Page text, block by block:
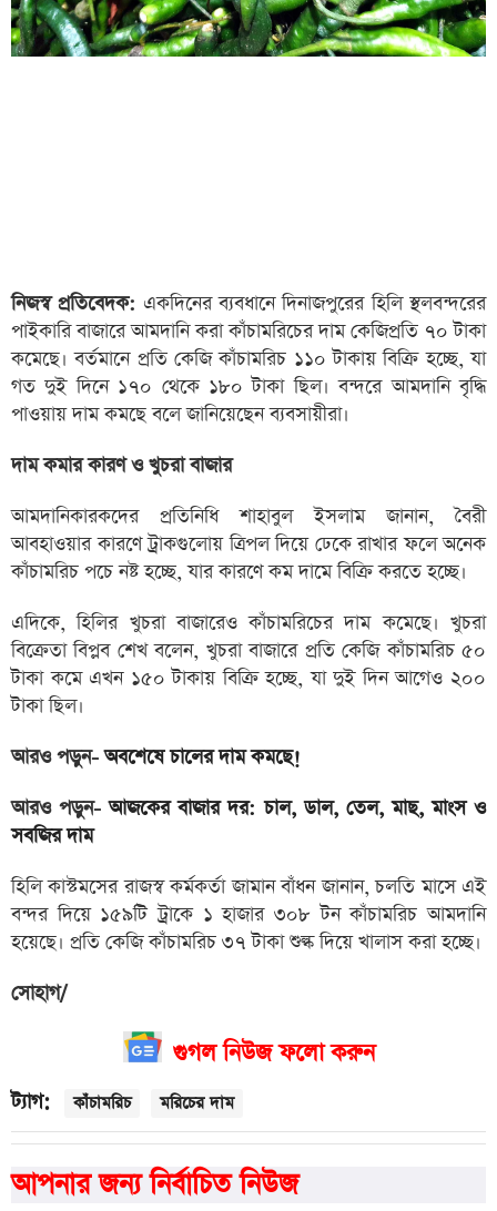
নিজস্ব প্রতিবেদক: একদিনের ব্যবধানে দিনাজপুরের হিলি স্থলবন্দরের
পাইকারি বাজারে আমদানি করা কাঁচামরিচের দাম কেজিপ্রতি ৭০ টাকা
কমেছে। বর্তমানে প্রতি কেজি কাঁচামরিচ ১১০ টাকায় বিক্রি হচ্ছে, যা
গত দুই দিনে ১৭০ থেকে ১৮০ টাকা ছিল। বন্দরে আমদানি বৃদ্ধি
পাওয়ায় দাম কমছে বলে জানিয়েছেন ব্যবসায়ীরা।
দাম কমার কারণ ও খুচরা বাজার
আমদানিকারকদের প্রতিনিধি শাহাবুল ইসলাম জানান, বৈরী
আবহাওয়ার কারণে ট্রাকগুলোয় ত্রিপল দিয়ে ঢেকে রাখার ফলে অনেক
কাঁচামরিচ পচে নষ্ট হচ্ছে, যার কারণে কম দামে বিক্রি করতে হচ্ছে।
এদিকে, হিলির খুচরা বাজারেও কাঁচামরিচের দাম কমেছে। খুচরা
বিক্রেতা বিপ্লব শেখ বলেন, খুচরা বাজারে প্রতি কেজি কাঁচামরিচ ৫০
টাকা কমে এখন ১৫০ টাকায় বিক্রি হচ্ছে, যা দুই দিন আগেও ২০০
টাকা ছিল।
আরও পড়ুন-অবশেষে চালের দাম কমছে!
আরও পড়ুন-আজকের বাজার দর: চাল, ডাল, তেল, মাছ, মাংস ও
সবজির দাম
হিলি কাস্টমসের রাজস্ব কর্মকর্তা জামান বাঁধন জানান, চলতি মাসে এই
বন্দর দিয়ে ১৫৯টি ট্রাকে ১ হাজার ৩০৮ টন কাঁচামরিচ আমদানি
হয়েছে। প্রতি কেজি কাঁচামরিচ ৩৭ টাকা শুল্ক দিয়ে খালাস করা হচ্ছে।
সোহাগ/
গুগল নিউজ ফলো করুন
ট্যাগ: কাঁচামরিচ মরিচের দাম
আপনার জন্য নির্বাচিত নিউজ